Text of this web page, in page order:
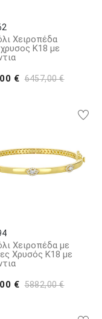
Χειροπέδα
Κ18 με
€ 6457,00 €
Χειροπέδα με
Χρυσός Κ18 με
€ 5882,00 €